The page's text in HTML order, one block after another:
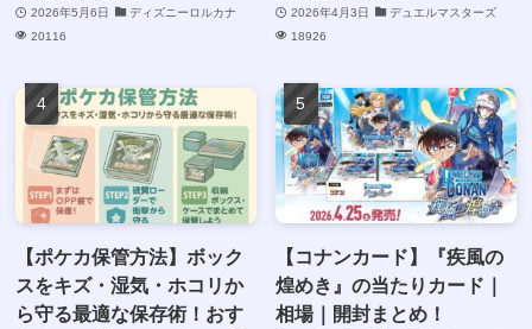
2026年5月6日
ディズニーロルカナ
20116
2026年4月3日
デュエルマスターズ
18926
【ポケカ保管方法】ボック
スをキズ・湿気・ホコリか
ら守る最適な保存術！おす
【コナンカード】『疾風の
煌めき』の当たりカード｜
相場｜開封まとめ！